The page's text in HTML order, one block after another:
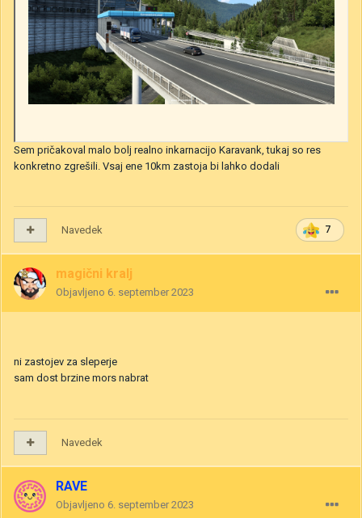
Sem pričakoval malo bolj realno inkarnacijo Karavank, tukaj so res
konkretno zgrešili. Vsaj ene 10km zastoja bi lahko dodali
7
Navedek
magični kralj
Objavljeno 6. september 2023
ni zastojev za sleperje
sam dost brzine mors nabrat
Navedek
RAVE
Objavljeno 6. september 2023